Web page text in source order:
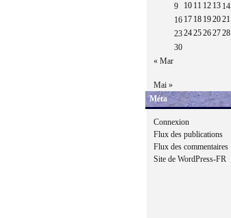
9
10 11 12 13 14
16 17 18 192021
232425262728
30
« Mar
Mai »
Méta
Connexion
Flux des publications
Flux des commentaires
Site de WordPress-FR